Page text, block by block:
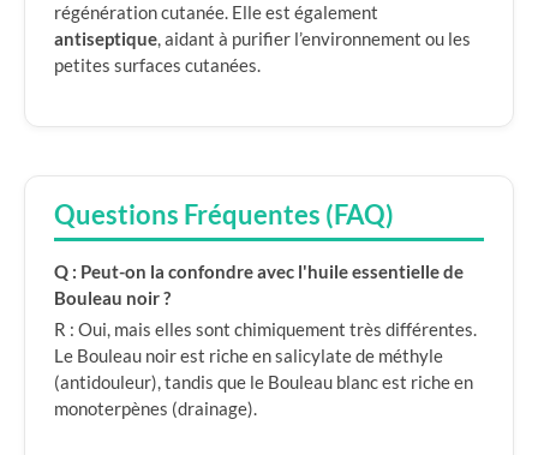
régénération cutanée. Elle est également
antiseptique, aidant à purifier l’environnement ou les
petites surfaces cutanées.
Questions Fréquentes (FAQ)
Q : Peut-on la confondre avec l'huile essentielle de
Bouleau noir ?
R : Oui, mais elles sont chimiquement très différentes.
Le Bouleau noir est riche en salicylate de méthyle
(antidouleur), tandis que le Bouleau blanc est riche en
monoterpènes (drainage).